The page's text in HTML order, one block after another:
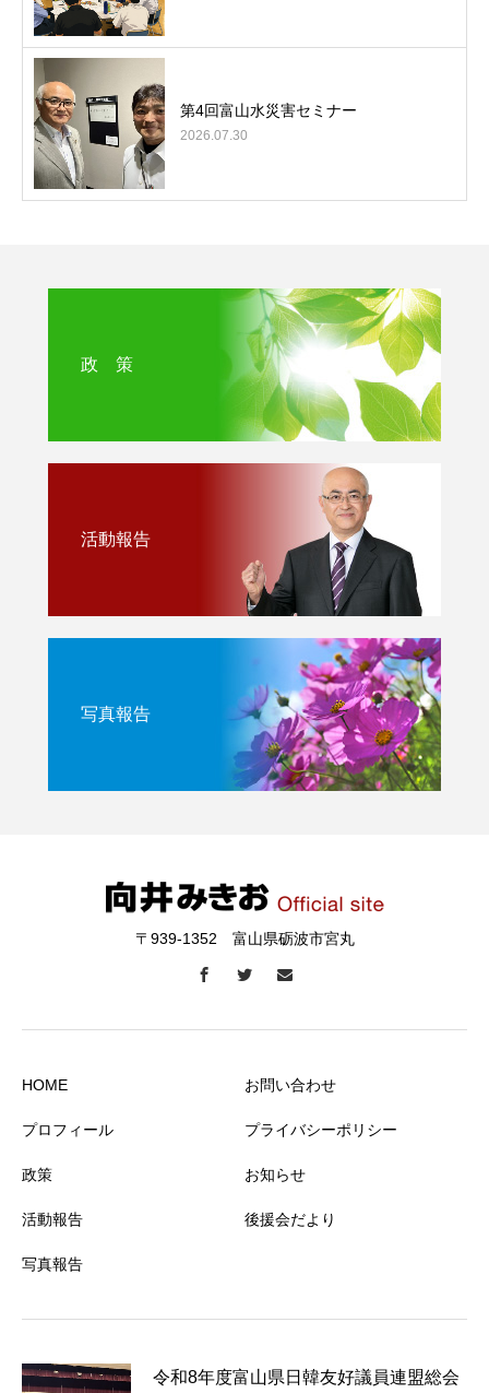
第4回富山水災害セミナー
2026.07.30
政 策
活動報告
写真報告
〒939-1352 富山県砺波市宮丸
HOME
プロフィール
政策
活動報告
写真報告
お問い合わせ
プライバシーポリシー
お知らせ
後援会だより
令和8年度富山県日韓友好議員連盟総会